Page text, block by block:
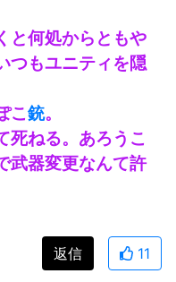
と何処からともや
つもユニティを隠
こ銃。
死ねる。あろうこ
武器変更なんて許
返信
11